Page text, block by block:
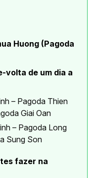
Huong (Pagoda
volta de um dia a
– Pagoda Thien
Giai Oan
– Pagoda Long
Sung Son
fazer na